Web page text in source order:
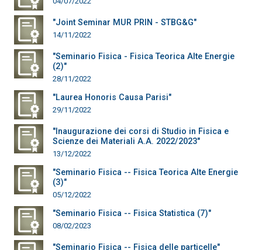
"Joint Seminar MUR PRIN - STBG&G"
14/11/2022
"Seminario Fisica - Fisica Teorica Alte Energie
(2)"
28/11/2022
"Laurea Honoris Causa Parisi"
29/11/2022
"Inaugurazione dei corsi di Studio in Fisica e
Scienze dei Materiali A.A. 2022/2023"
13/12/2022
"Seminario Fisica -- Fisica Teorica Alte Energie
(3)"
05/12/2022
"Seminario Fisica -- Fisica Statistica (7)"
08/02/2023
"Seminario Fisica -- Fisica delle particelle"